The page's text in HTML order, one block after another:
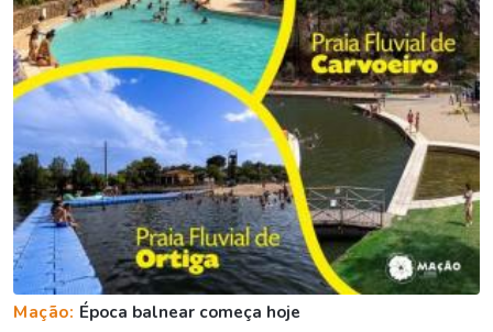
Mação: Época balnear começa hoje